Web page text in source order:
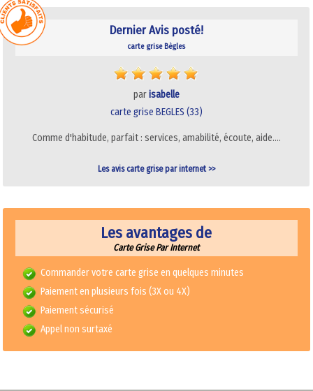
Dernier Avis posté!
carte grise Bègles
parisabelle
carte grise BEGLES (33)
Comme d'habitude, parfait : services, amabilité, écoute, aide.…
Les avis carte grise par internet >>
Les avantages de
Carte Grise Par Internet
Commander votre carte grise en quelques minutes
Paiement en plusieurs fois (3X ou 4X)
Paiement sécurisé
Appel non surtaxé